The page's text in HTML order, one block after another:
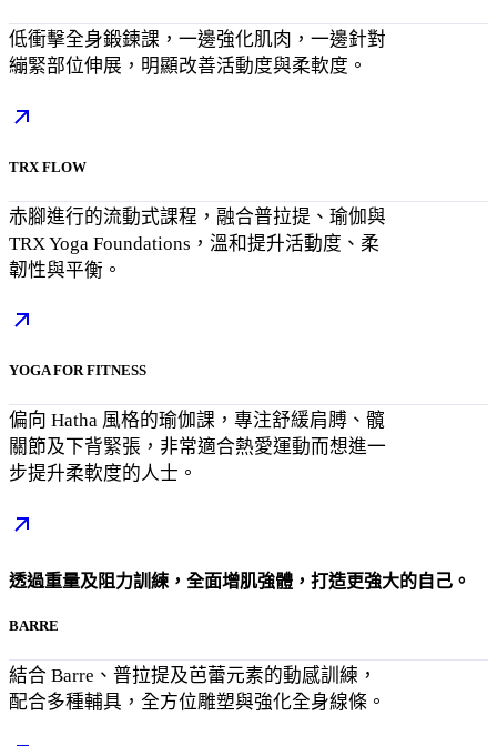
低衝擊全身鍛鍊課，一邊強化肌肉，一邊針對
繃緊部位伸展，明顯改善活動度與柔軟度。
TRX FLOW
赤腳進行的流動式課程，融合普拉提、瑜伽與
TRX Yoga Foundations，溫和提升活動度、柔
韌性與平衡。
YOGA FOR FITNESS
偏向 Hatha 風格的瑜伽課，專注舒緩肩膊、髖
關節及下背緊張，非常適合熱愛運動而想進一
步提升柔軟度的人士。
透過重量及阻力訓練，全面增肌強體，打造更強大的自己。
BARRE
結合 Barre、普拉提及芭蕾元素的動感訓練，
配合多種輔具，全方位雕塑與強化全身線條。